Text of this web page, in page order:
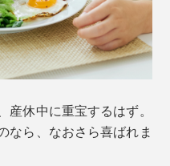
休中に重宝するはず。
なら、なおさら喜ばれま